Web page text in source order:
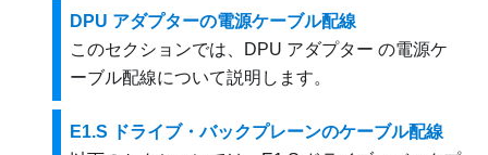
DPU アダプターの電源ケーブル配線
このセクションでは、
DPU アダプター の電源ケ
ーブル配線について説明します。
E1.S ドライブ・バックプレーンのケーブル配線